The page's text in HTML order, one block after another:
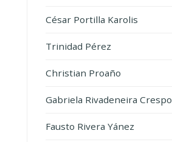
César Portilla Karolis
Trinidad Pérez
Christian Proaño
Gabriela Rivadeneira Crespo
Fausto Rivera Yánez